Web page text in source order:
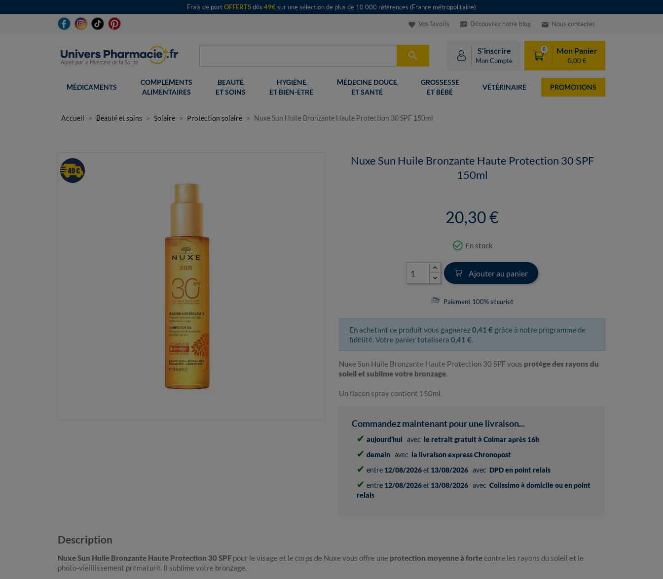
Frais de portOFFERTSdès 49€sur une sélection de plus de 10 000 références (France métropolitaine)
favorite Vos favoris speaker_notes Découvrez notre blog email Nous contacter
 S'inscrire
Mon Compte
0 Mon Panier
0,00 €
MÉDICAMENTS
COMPLÉMENTS
ALIMENTAIRES
BEAUTÉ
ET SOINS
HYGIÈNE
ET BIEN-ÊTRE
MÉDECINE DOUCE
ET SANTÉ
GROSSESSE
ET BÉBÉ
VÉTÉRINAIRE PROMOTIONS
Accueil Beauté et soins Solaire Protection solaire Nuxe Sun Huile Bronzante Haute Protection 30 SPF 150ml
Nuxe Sun Huile Bronzante Haute Protection 30 SPF
150ml
20,30 €
check_circle_outline En stock
Ajouter au panier
Paiement 100% sécurisé
En achetant ce produit vous gagnerez0,41 € grâce à notre programme de
fidélité. Votre panier totalisera 0,41 €.
Nuxe Sun Huile Bronzante Haute Protection 30 SPF vous protège des rayons du
soleil et sublime votre bronzage.
Un flacon spray contient 150ml.
Commandez maintenant pour une livraison...
✔ aujourd'hui avec le retrait gratuit à Colmar après 16h
✔ demain avec la livraison express Chronopost
✔ entre 12/08/2026et 13/08/2026 avec DPD en point relais
✔ entre 12/08/2026et 13/08/2026 avec Colissimo à domicile ou en point
relais
Description
Nuxe Sun Huile Bronzante Haute Protection 30 SPF pour le visage et le corps de Nuxe vous offre une protection moyenne à fortecontre les rayons du soleil et le
photo-vieillissement prématuré. Il sublime votre bronzage.